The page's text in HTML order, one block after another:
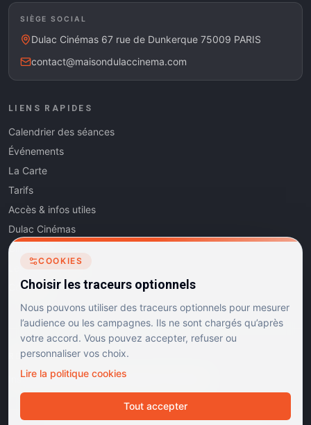
SIÈGE SOCIAL
Dulac Cinémas 67 rue de Dunkerque 75009 PARIS
contact@maisondulaccinema.com
LIENS RAPIDES
Calendrier des séances
Événements
La Carte
Tarifs
Accès & infos utiles
Dulac Cinémas
Cinéma5
Les Dits de l'Art
Contact
RÉSEAUX SOCIAUX
Instagram Facebook Linkedin
COOKIES
Choisir les traceurs optionnels
Nous pouvons utiliser des traceurs optionnels pour mesurer
l’audience ou les campagnes. Ils ne sont chargés qu’après
votre accord. Vous pouvez accepter, refuser ou
personnaliser vos choix.
Lire la politique cookies
Tout accepter